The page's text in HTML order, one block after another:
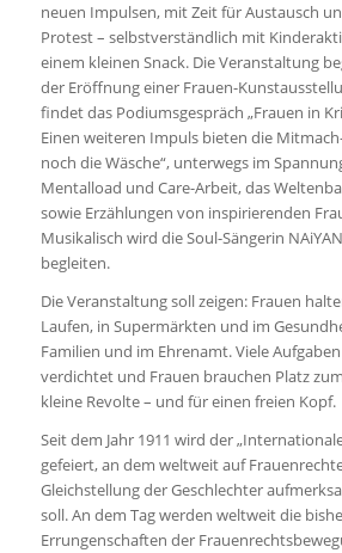
neuen Impulsen, mit Zeit für Austausch
Protest – selbstverständlich mit
einem kleinen Snack. Die Veranstaltung
der Eröffnung einer Frauen-
findet das Podiumsgespräch „Frauen in
Einen weiteren Impuls bieten die
noch die Wäsche“, unterwegs im
Mentalload und Care-Arbeit, das
sowie Erzählungen von inspirierenden
Musikalisch wird die Soul-Sängerin
begleiten.
Die Veranstaltung soll zeigen: Frauen
Laufen, in Supermärkten und im
Familien und im Ehrenamt. Viele
verdichtet und Frauen brauchen Platz
kleine Revolte – und für einen freien Kopf.
Seit dem Jahr 1911 wird der
gefeiert, an dem weltweit auf
Gleichstellung der Geschlechter
soll. An dem Tag werden weltweit die
Errungenschaften der